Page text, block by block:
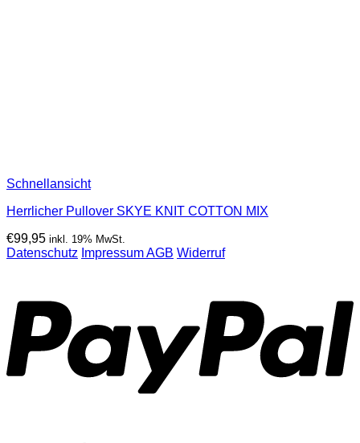
Schnellansicht
Herrlicher Pullover SKYE KNIT COTTON MIX
€99,95 inkl. 19% MwSt.
Datenschutz ImpressumAGB Widerruf